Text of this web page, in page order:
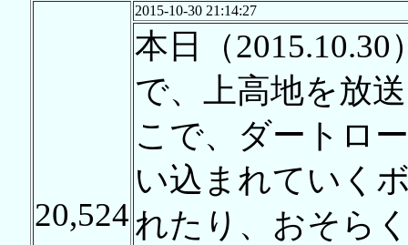
20,524
2015-10-30 21:14:27
本日（
で、上高地を放
こで、ダートロ
い込まれていく
れたり、おそら